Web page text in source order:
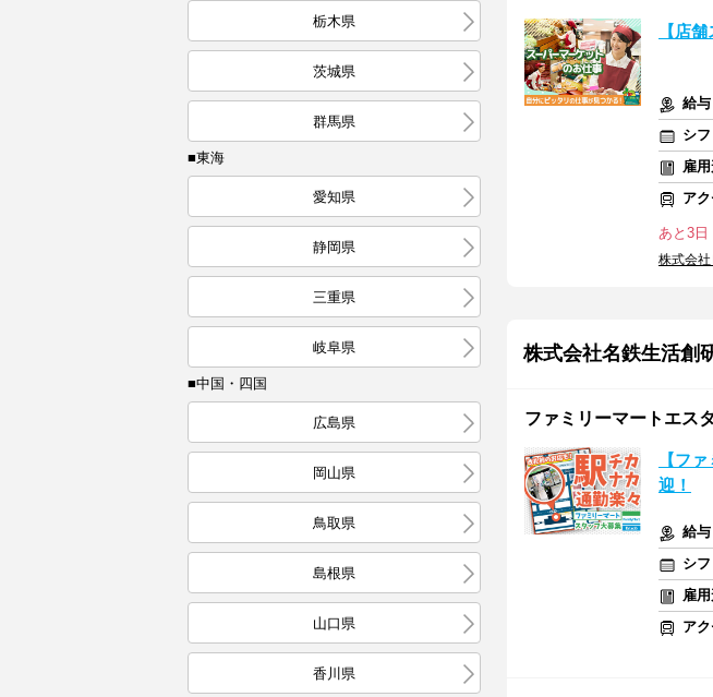
栃木県
茨城県
群馬県
■東海
愛知県
静岡県
三重県
岐阜県
■中国・四国
広島県
岡山県
鳥取県
島根県
山口県
香川県
【店
給与
シフ
雇
ア
あと3日
株式会
株式会社名鉄生活創
ファミリーマートエス
【フ
迎！
給与
シフ
雇
ア